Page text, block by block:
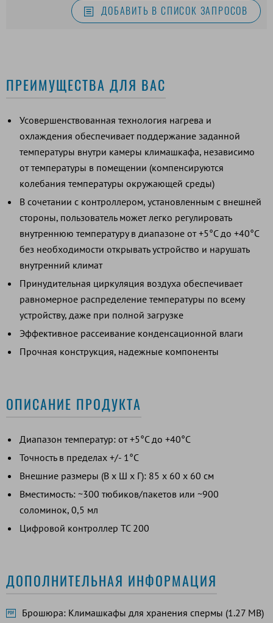
ДОБАВИТЬ В СПИСОК ЗАПРОСОВ
ПРЕИМУЩЕСТВА ДЛЯ ВАС
Усовершенствованная технология нагрева и
охлаждения обеспечивает поддержание заданной
температуры внутри камеры климашкафа, независимо
от температуры в помещении (компенсируются
колебания температуры окружающей среды)
В сочетании с контроллером, установленным с внешней
стороны, пользователь может легко регулировать
внутреннюю температуру в диапазоне от +5°C до +40°C
без необходимости открывать устройство и нарушать
внутренний климат
Принудительная циркуляция воздуха обеспечивает
равномерное распределение температуры по всему
устройству, даже при полной загрузке
Эффективное рассеивание конденсационной влаги
Прочная конструкция, надежные компоненты
ОПИСАНИЕ ПРОДУКТА
Диапазон температур: от +5°C до +40°C
Точность в пределах +/- 1°C
Внешние размеры (В x Ш x Г): 85 x 60 x 60 см
Вместимость: ~300 тюбиков/пакетов или ~900
соломинок, 0,5 мл
Цифровой контроллер TC 200
ДОПОЛНИТЕЛЬНАЯ ИНФОРМАЦИЯ
Брошюра: Климашкафы для хранения спермы (1.27 MB)